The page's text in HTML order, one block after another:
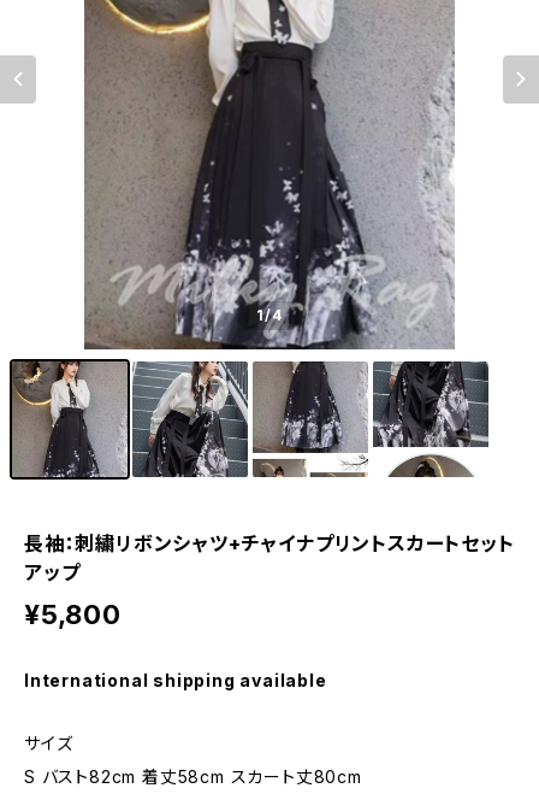
1/4
長袖：刺繍リボンシャツ+チャイナプリントスカートセット
アップ
¥5,800
International shipping available
サイズ
S バスト82cm 着丈58cm スカート丈80cm